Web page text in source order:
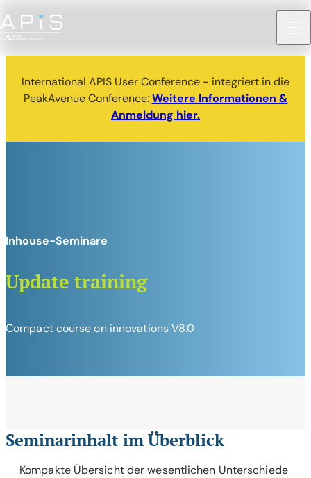
International APIS User Conference - integriert in die
PeakAvenue Conference:Weitere Informationen &
Anmeldung hier.
Update training
Inhouse-Seminare
Compact course on innovations V8.0
Seminarinhalt im Überblick
Kompakte Übersicht der wesentlichen Unterschiede